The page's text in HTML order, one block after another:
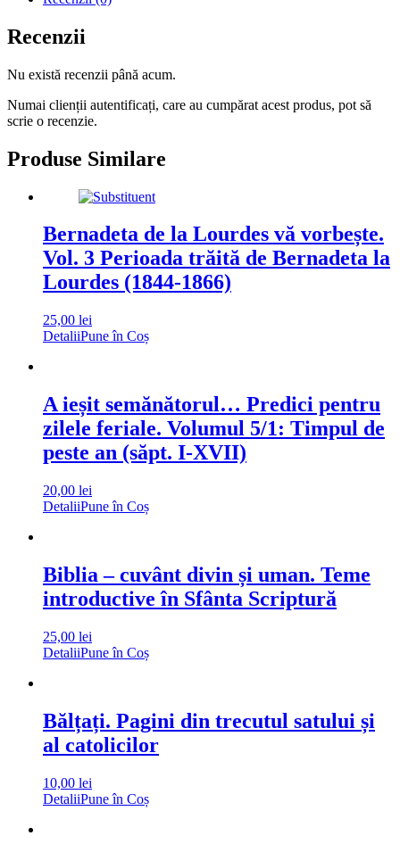
Recenzii
Nu există recenzii până acum.
Numai clienții autentificați, care au cumpărat acest produs, pot să
scrie o recenzie.
Produse Similare
Bernadeta de la Lourdes vă vorbește.
Vol. 3 Perioada trăită de Bernadeta la
Lourdes (1844-1866)
25,00 lei
DetaliiPune în Coș
A ieșit semănătorul… Predici pentru
zilele feriale. Volumul 5/1: Timpul de
peste an (săpt. I-XVII)
20,00 lei
DetaliiPune în Coș
Biblia – cuvânt divin și uman. Teme
introductive în Sfânta Scriptură
25,00 lei
DetaliiPune în Coș
Bălțați. Pagini din trecutul satului și
al catolicilor
10,00 lei
DetaliiPune în Coș